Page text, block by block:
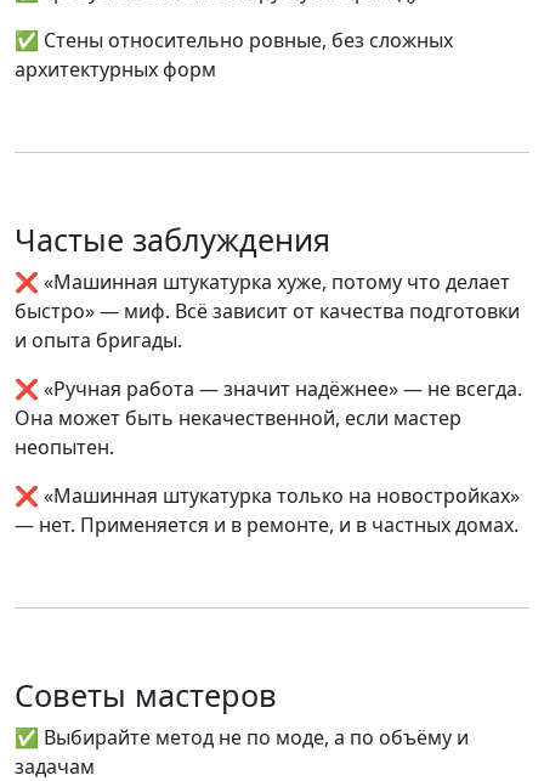
✅ Стены относительно ровные, без сложных
архитектурных форм
Частые заблуждения
❌ «Машинная штукатурка хуже, потому что делает
быстро» — миф. Всё зависит от качества подготовки
и опыта бригады.
❌ «Ручная работа — значит надёжнее» — не всегда.
Она может быть некачественной, если мастер
неопытен.
❌ «Машинная штукатурка только на новостройках»
— нет. Применяется и в ремонте, и в частных домах.
Советы мастеров
✅ Выбирайте метод не по моде, а по объёму и
задачам